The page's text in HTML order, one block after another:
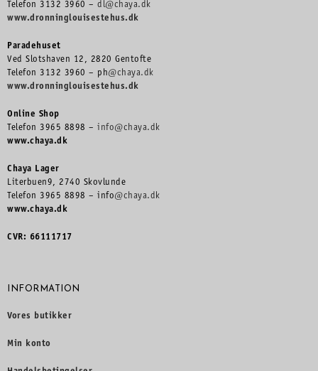
Telefon 3132 3960 – dl@chaya.dk
www.dronninglouisestehus.dk
Paradehuset
Ved Slotshaven 12, 2820 Gentofte
Telefon 3132 3960 – ph@chaya.dk
www.dronninglouisestehus.dk
Online Shop
Telefon 3965 8898 – info@chaya.dk
www.chaya.dk
Chaya Lager
Literbuen9, 2740 Skovlunde
Telefon 3965 8898 – info@chaya.dk
www.chaya.dk
CVR: 66111717
INFORMATION
Vores butikker
Min konto